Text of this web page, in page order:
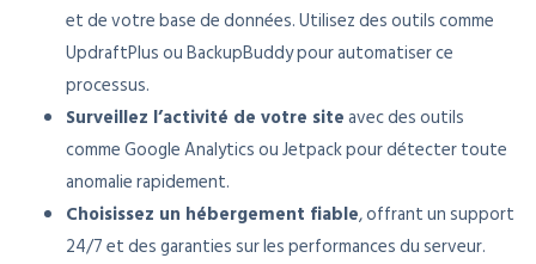
et de votre base de données. Utilisez des outils comme
UpdraftPlus ou BackupBuddy pour automatiser ce
processus.
Surveillez l’activité de votre siteavec des outils
comme Google Analytics ou Jetpack pour détecter toute
anomalie rapidement.
Choisissez un hébergement fiable, offrant un support
24/7 et des garanties sur les performances du serveur.